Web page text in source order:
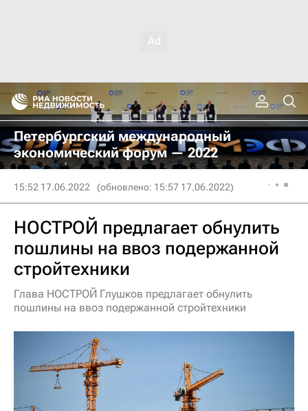
Петербургский международный
экономический форум — 2022
15:52 17.06.2022 (обновлено: 15:57 17.06.2022)
НОСТРОЙ предлагает обнулить
пошлины на ввоз подержанной
стройтехники
Глава НОСТРОЙ Глушков предлагает обнулить
пошлины на ввоз подержанной стройтехники